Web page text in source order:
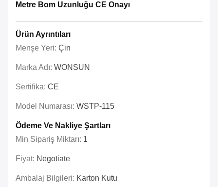
Metre Bom Uzunluğu CE Onayı
Ürün Ayrıntıları
Menşe Yeri: Çin
Marka Adı: WONSUN
Sertifika: CE
Model Numarası: WSTP-115
Ödeme Ve Nakliye Şartları
Min Sipariş Miktarı: 1
Fiyat: Negotiate
Ambalaj Bilgileri: Karton Kutu